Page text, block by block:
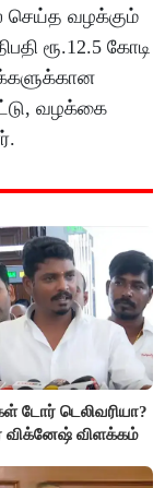
செய்த வழக்கும்
ரூ.12.5 கோடி
வழக்கை
டோர் டெலிவரியா?
விக்னேஷ் விளக்கம்